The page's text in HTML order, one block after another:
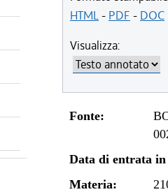
HTML- PDF - DOC
Visualizza:
Fonte:
Data di entrata
Materia: